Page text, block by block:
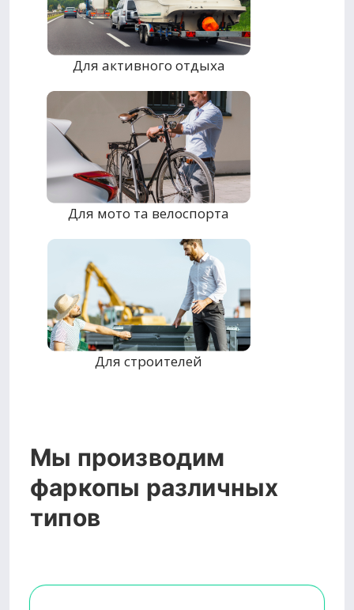
Для активного отдыха
Для мото та велоспорта
Для строителей
Мы производим
фаркопы различных
типов